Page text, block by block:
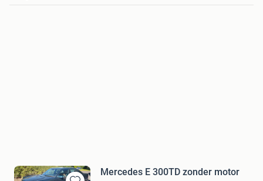
Mercedes E 300TD zonder motor